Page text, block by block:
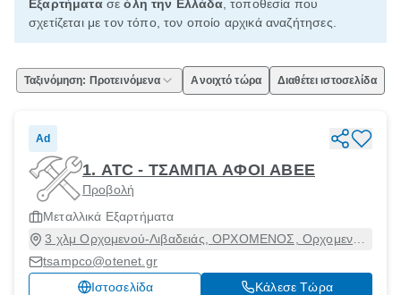
Εξαρτήματασεόλη την Ελλάδα, τοποθεσία που
σχετίζεται με τον τόπο, τον οποίο αρχικά αναζήτησες.
Ταξινόμηση: Προτεινόμενα Ανοιχτό τώρα Διαθέτει ιστοσελίδα
Ad
1. ATC - ΤΣΑΜΠΑ ΑΦΟΙ ΑΒΕΕ
Προβολή
Μεταλλικά Εξαρτήματα
3 χλμ Ορχομενού-Λιβαδειάς, ΟΡΧΟΜΕΝΟΣ, Ορχομενός,
tsampco@otenet.gr
Ιστοσελίδα
Κάλεσε Τώρα